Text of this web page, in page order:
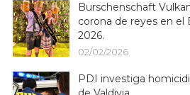
Burschenschaft
corona de reyes en
2026.
02/02/2026
PDI investiga